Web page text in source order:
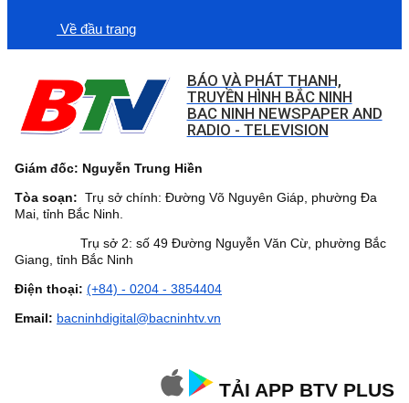
Về đầu trang
BÁO VÀ PHÁT THANH,
TRUYỀN HÌNH BẮC NINH
BAC NINH NEWSPAPER AND
RADIO - TELEVISION
Giám đốc: Nguyễn Trung Hiền
Tòa soạn: Trụ sở chính: Đường Võ Nguyên Giáp, phường Đa
Mai, tỉnh Bắc Ninh.
Trụ sở 2: số 49 Đường Nguyễn Văn Cừ, phường Bắc
Giang, tỉnh Bắc Ninh
Điện thoại: (+84) - 0204 - 3854404
Email: bacninhdigital@bacninhtv.vn
TẢI APP BTV PLUS